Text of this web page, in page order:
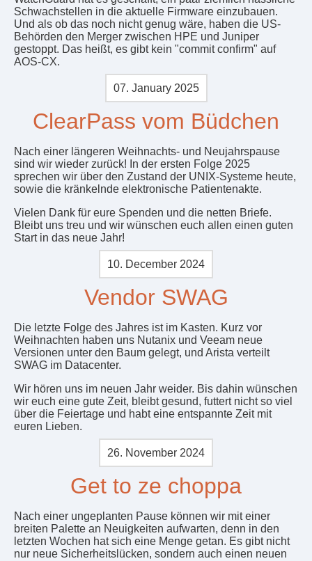
Schwachstellen in die aktuelle Firmware einzubauen.
Und als ob das noch nicht genug wäre, haben die US-
Behörden den Merger zwischen HPE und Juniper
gestoppt. Das heißt, es gibt kein "commit confirm" auf
AOS-CX.
07. January 2025
ClearPass vom Büdchen
Nach einer längeren Weihnachts- und Neujahrspause
sind wir wieder zurück! In der ersten Folge 2025
sprechen wir über den Zustand der UNIX-Systeme heute,
sowie die kränkelnde elektronische Patientenakte.
Vielen Dank für eure Spenden und die netten Briefe.
Bleibt uns treu und wir wünschen euch allen einen guten
Start in das neue Jahr!
10. December 2024
Vendor SWAG
Die letzte Folge des Jahres ist im Kasten. Kurz vor
Weihnachten haben uns Nutanix und Veeam neue
Versionen unter den Baum gelegt, und Arista verteilt
SWAG im Datacenter.
Wir hören uns im neuen Jahr weider. Bis dahin wünschen
wir euch eine gute Zeit, bleibt gesund, futtert nicht so viel
über die Feiertage und habt eine entspannte Zeit mit
euren Lieben.
26. November 2024
Get to ze choppa
Nach einer ungeplanten Pause können wir mit einer
breiten Palette an Neuigkeiten aufwarten, denn in den
letzten Wochen hat sich eine Menge getan. Es gibt nicht
nur neue Sicherheitslücken, sondern auch einen neuen